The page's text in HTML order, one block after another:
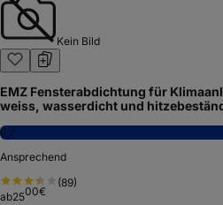
Kein Bild
EMZ Fensterabdichtung für
weiss, wasserdicht und
6,7
Ansprechend
(89)
ab2500€